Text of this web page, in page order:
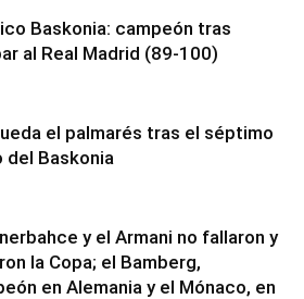
Baskonia: campeón tras
al Real Madrid (89-100)
el palmarés tras el séptimo
del Baskonia
y el Armani no fallaron y
la Copa; el Bamberg,
en Alemania y el Mónaco, en